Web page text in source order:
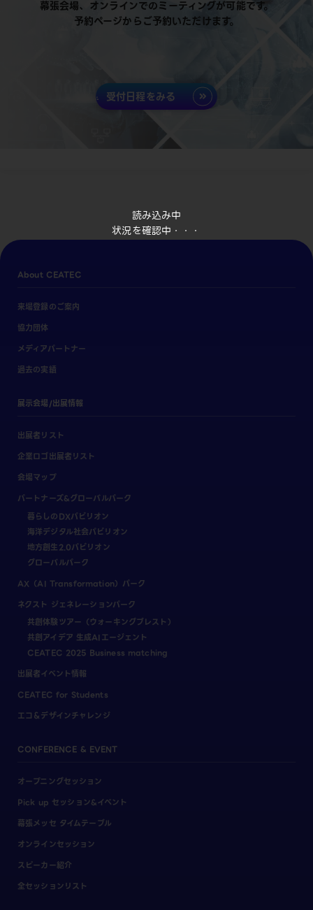
読み込み中
状況を確認中・・・
幕張会場、オンラインでのミーティングが可能です。
予約ページからご予約いただけます。
受付日程をみる
About CEATEC
来場登録のご案内
協力団体
メディアパートナー
過去の実績
展示会場/出展情報
出展者リスト
企業ロゴ出展者リスト
会場マップ
パートナーズ&グローバルパーク
暮らしのDXパビリオン
海洋デジタル社会パビリオン
地方創生2.0パビリオン
グローバルパーク
AX（AI Transformation）パーク
ネクスト ジェネレーションパーク
共創体験ツアー（ウォーキングブレスト）
共創アイデア 生成AIエージェント
CEATEC 2025 Business matching
出展者イベント情報
CEATEC for Students
エコ＆デザインチャレンジ
CONFERENCE & EVENT
オープニングセッション
Pick up セッション&イベント
幕張メッセ タイムテーブル
オンラインセッション
スピーカー紹介
全セッションリスト